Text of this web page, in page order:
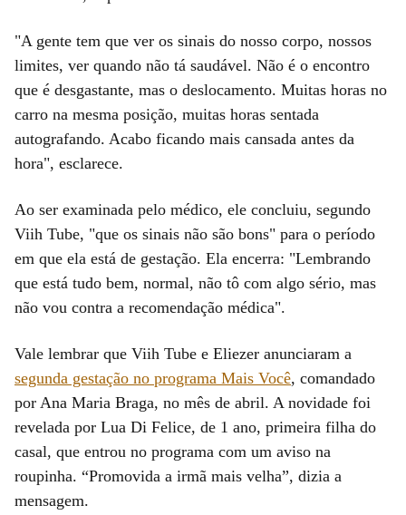
"A gente tem que ver os sinais do nosso corpo, nossos
limites, ver quando não tá saudável. Não é o encontro
que é desgastante, mas o deslocamento. Muitas horas no
carro na mesma posição, muitas horas sentada
autografando. Acabo ficando mais cansada antes da
hora", esclarece.
Ao ser examinada pelo médico, ele concluiu, segundo
Viih Tube, "que os sinais não são bons" para o período
em que ela está de gestação. Ela encerra: "Lembrando
que está tudo bem, normal, não tô com algo sério, mas
não vou contra a recomendação médica".
Vale lembrar que Viih Tube e Eliezer anunciaram a
segunda gestação no programa Mais Você, comandado
por Ana Maria Braga, no mês de abril. A novidade foi
revelada por Lua Di Felice, de 1 ano, primeira filha do
casal, que entrou no programa com um aviso na
roupinha. “Promovida a irmã mais velha”, dizia a
mensagem.